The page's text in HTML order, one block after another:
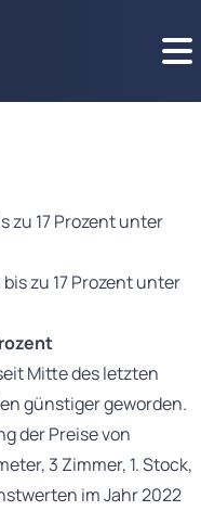
zu 17 Prozent unter
Mitte des letzten
günstiger geworden.
der Preise von
3 Zimmer, 1. Stock,
im Jahr 2022